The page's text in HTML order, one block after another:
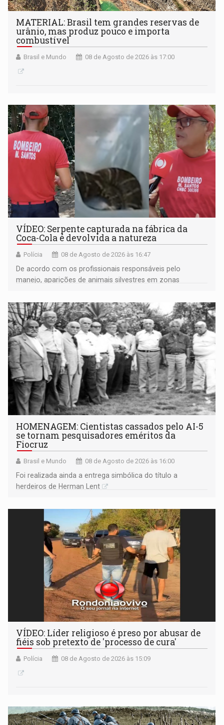
MATERIAL: Brasil tem grandes reservas de
urânio, mas produz pouco e importa
combustível
Brasil e Mundo 08 de Agosto de 2026 às 17:00
VÍDEO: Serpente capturada na fábrica da
Coca-Cola é devolvida a natureza
Polícia 08 de Agosto de 2026 às 16:47
De acordo com os profissionais responsáveis pelo
manejo, aparições de animais silvestres em zonas
HOMENAGEM: Cientistas cassados pelo AI-5
se tornam pesquisadores eméritos da
Fiocruz
Brasil e Mundo 08 de Agosto de 2026 às 16:00
Foi realizada ainda a entrega simbólica do título a
herdeiros de Herman Lent
VÍDEO: Líder religioso é preso por abusar de
fiéis sob pretexto de 'processo de cura'
Polícia 08 de Agosto de 2026 às 15:09